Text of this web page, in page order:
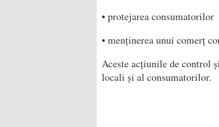
• protejarea consumatorilor
• menținerea unui comerț
Aceste acțiunile de control
locali și al consumatorilor.